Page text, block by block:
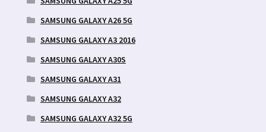
SAMSUNG GALAXY A26 5G
SAMSUNG GALAXY A3 2016
SAMSUNG GALAXY A30S
SAMSUNG GALAXY A31
SAMSUNG GALAXY A32
SAMSUNG GALAXY A32 5G